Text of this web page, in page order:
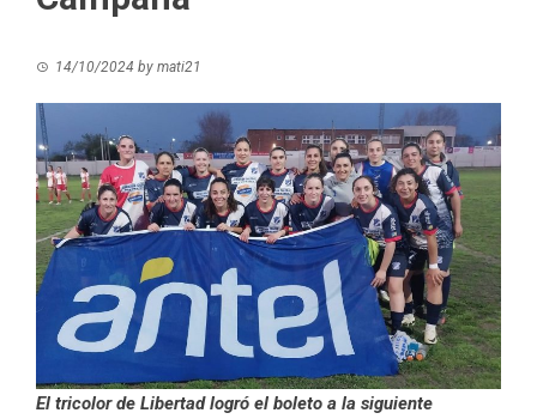
14/10/2024 by mati21
El tricolor de Libertad logró el boleto a la siguiente